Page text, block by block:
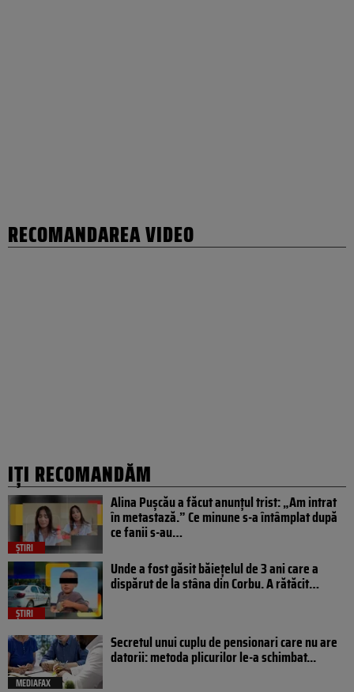
RECOMANDAREA VIDEO
IȚI RECOMANDĂM
ȘTIRI
Alina Pușcău a făcut anunțul trist: „Am intrat
în metastază.” Ce minune s-a întâmplat după
ce fanii s-au…
ȘTIRI
Unde a fost găsit băiețelul de 3 ani care a
dispărut de la stâna din Corbu. A rătăcit…
MEDIAFAX
Secretul unui cuplu de pensionari care nu are
datorii: metoda plicurilor le-a schimbat...